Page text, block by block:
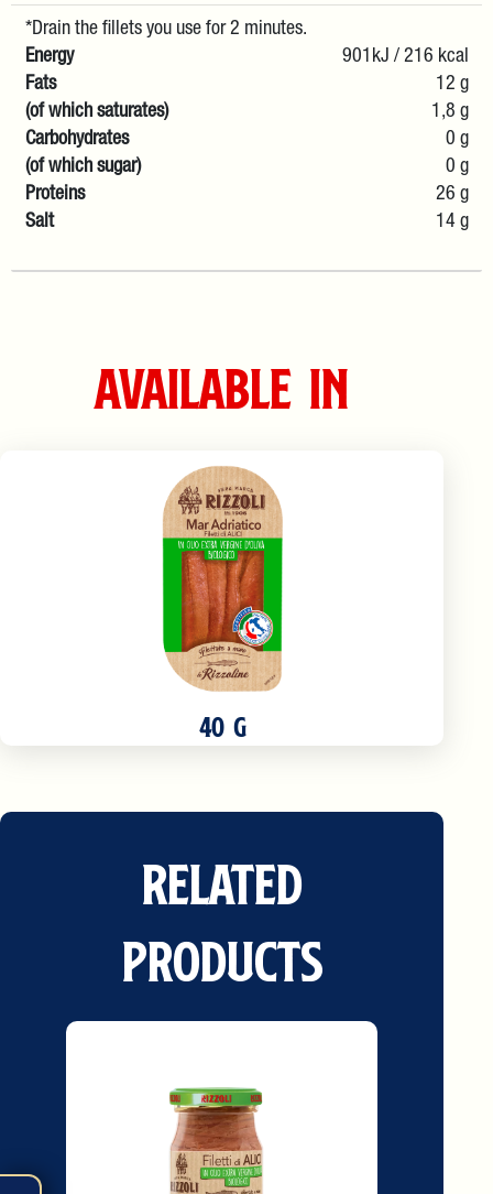
*Drain the fillets you use for 2 minutes.
Energy
901kJ / 216 kcal
Fats
12 g
(of which saturates)
1,8 g
Carbohydrates
0 g
(of which sugar)
0 g
Proteins
26 g
Salt
14 g
Available in
40 G
Related
Products